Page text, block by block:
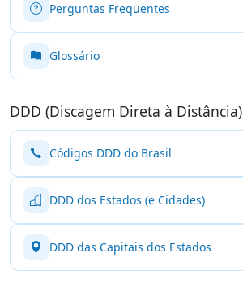
Perguntas Frequentes
Glossário
DDD (Discagem Direta à Distância)
Códigos DDD do Brasil
DDD dos Estados (e Cidades)
DDD das Capitais dos Estados